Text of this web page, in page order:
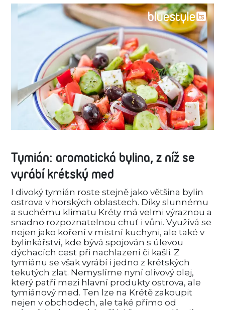
Tymián: aromatická bylina, z níž se
vyrábí krétský med
I divoký tymián roste stejně jako většina bylin
ostrova v horských oblastech. Díky slunnému
a suchému klimatu Kréty má velmi výraznou a
snadno rozpoznatelnou chuť i vůni. Využívá se
nejen jako koření v místní kuchyni, ale také v
bylinkářství, kde bývá spojován s úlevou
dýchacích cest při nachlazení či kašli. Z
tymiánu se však vyrábí i jedno z krétských
tekutých zlat. Nemyslíme nyní olivový olej,
který patří mezi hlavní produkty ostrova, ale
tymiánový med. Ten lze na Krétě zakoupit
nejen v obchodech, ale také přímo od